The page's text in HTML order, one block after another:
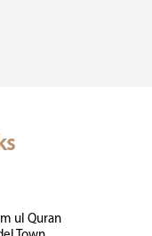
ul Quran